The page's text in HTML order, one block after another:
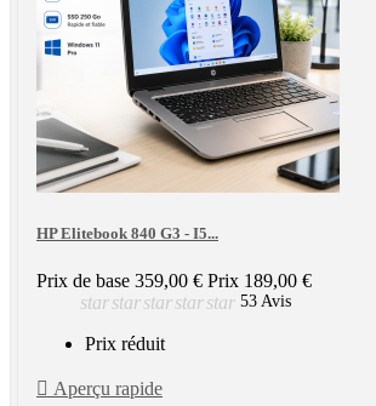
HP Elitebook 840 G3 - I5...
Prix de base 359,00 € Prix 189,00 €
starstarstarstarstar 53 Avis
Prix réduit
 Aperçu rapide